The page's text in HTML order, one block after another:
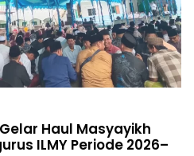
Haul Masyayikh
ILMY Periode 2026–